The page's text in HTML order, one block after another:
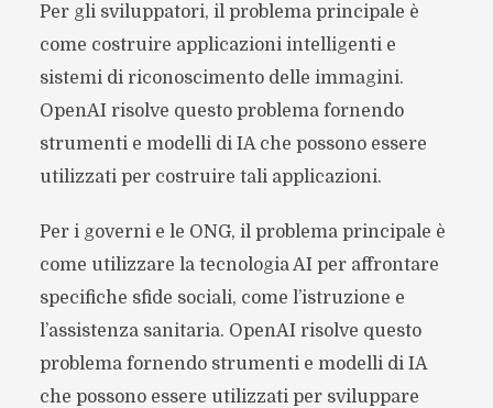
Per gli sviluppatori, il problema principale è
come costruire applicazioni intelligenti e
sistemi di riconoscimento delle immagini.
OpenAI risolve questo problema fornendo
strumenti e modelli di IA che possono essere
utilizzati per costruire tali applicazioni.
Per i governi e le ONG, il problema principale è
come utilizzare la tecnologia AI per affrontare
specifiche sfide sociali, come l’istruzione e
l’assistenza sanitaria. OpenAI risolve questo
problema fornendo strumenti e modelli di IA
che possono essere utilizzati per sviluppare